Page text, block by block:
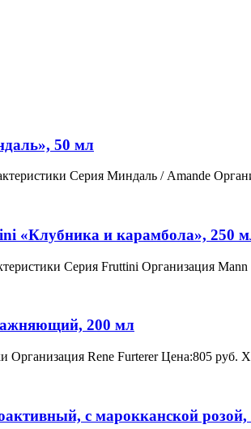
50 мл
Серия Миндаль / Amande
«Клубника и карамбола», 250
Серия Fruttini Организация
200 мл
Rene Furterer Цена:805 руб.
с марокканской